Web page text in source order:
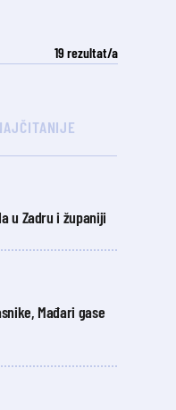
19rezultat/a
u Zadru i županiji
Mađari gase